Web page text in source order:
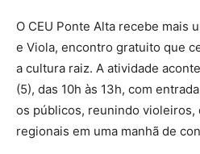
O CEU Ponte Alta recebe mais
e Viola, encontro gratuito que
a cultura raiz. A atividade
(5), das 10h às 13h, com
os públicos, reunindo violeiros,
regionais em uma manhã de